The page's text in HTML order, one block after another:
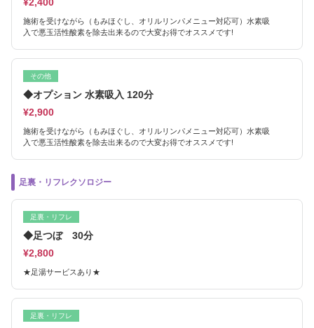
施術を受けながら（もみほぐし、オリルリンパメニュー対応可）水素吸
入で悪玉活性酸素を除去出来るので大変お得でオススメです!
その他
◆オプション 水素吸入 120分
¥2,900
施術を受けながら（もみほぐし、オリルリンパメニュー対応可）水素吸
入で悪玉活性酸素を除去出来るので大変お得でオススメです!
足裏・リフレクソロジー
足裏・リフレ
◆足つぼ 30分
¥2,800
★足湯サービスあり★
足裏・リフレ